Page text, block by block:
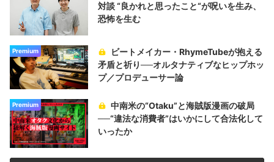
対談 “良かれと思ったこと“が呪いを生み、
恐怖を生む
Premium
ビートメイカー・RhymeTubeが抱える
矛盾と祈り──オルタナティブなヒップホッ
プ／プロデューサー論
Premium
中南米の“Otaku”と海賊版漫画の破局
──“違法な消費者”はいかにして合法化して
いったか